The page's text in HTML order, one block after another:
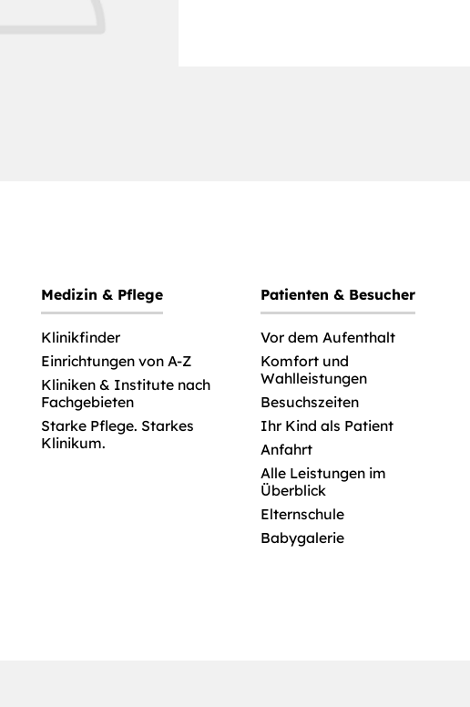
Medizin & Pflege
Klinikfinder
Einrichtungen von A-Z
Kliniken & Institute nach
Fachgebieten
Starke Pflege. Starkes
Klinikum.
Patienten & Besucher
Vor dem Aufenthalt
Komfort und
Wahlleistungen
Besuchszeiten
Ihr Kind als Patient
Anfahrt
Alle Leistungen im
Überblick
Elternschule
Babygalerie